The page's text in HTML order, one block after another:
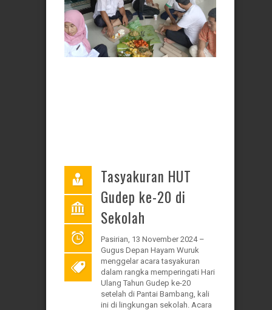
Tasyakuran HUT
Gudep ke-20 di
Sekolah
Pasirian, 13 November 2024 –
Gugus Depan Hayam Wuruk
menggelar acara tasyakuran
dalam rangka memperingati Hari
Ulang Tahun Gudep ke-20
setelah di Pantai Bambang, kali
ini di lingkungan sekolah. Acara